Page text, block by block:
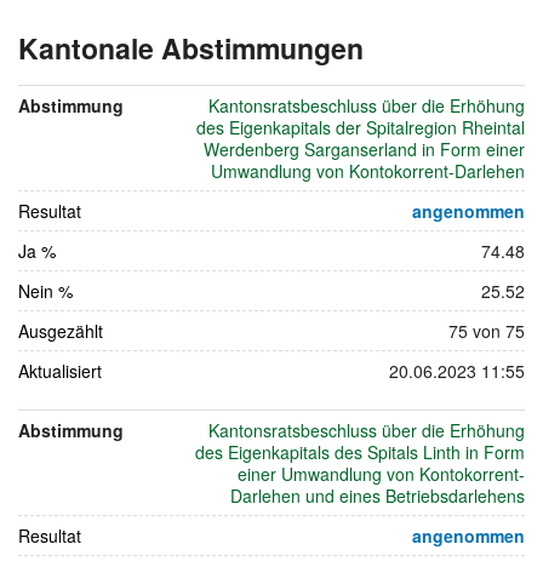
Kantonale Abstimmungen
18.
Juni
2023
Abstimmung
Kantonsratsbeschluss über die Erhöhung
des Eigenkapitals der Spitalregion Rheintal
Werdenberg Sarganserland in Form einer
Umwandlung von Kontokorrent-Darlehen
Resultat
angenommen
Ja %
74.48
Nein %
25.52
Ausgezählt
75 von 75
Aktualisiert
20.06.2023 11:55
Abstimmung
Kantonsratsbeschluss über die Erhöhung
des Eigenkapitals des Spitals Linth in Form
einer Umwandlung von Kontokorrent-
Darlehen und eines Betriebsdarlehens
Resultat
angenommen